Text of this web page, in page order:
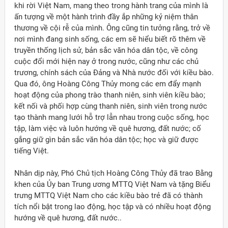
khi rời Việt Nam, mang theo trong hành trang của mình là
ấn tượng về một hành trình đầy ắp những kỷ niệm thân
thương về cội rễ của mình. Ông cũng tin tưởng rằng, trở về
nơi mình đang sinh sống, các em sẽ hiểu biết rõ thêm về
truyền thống lịch sử, bản sắc văn hóa dân tộc, về công
cuộc đổi mới hiện nay ở trong nước, cũng như các chủ
trương, chính sách của Đảng và Nhà nước đối với kiều bào.
Qua đó, ông Hoàng Công Thủy mong các em đẩy mạnh
hoạt động của phong trào thanh niên, sinh viên kiều bào;
kết nối và phối hợp cùng thanh niên, sinh viên trong nước
tạo thành mang lưới hỗ trợ lẫn nhau trong cuộc sống, học
tập, làm việc và luôn hướng về quê hương, đất nước; cố
gắng giữ gìn bản sắc văn hóa dân tộc; học và giữ được
tiếng Việt.
Nhân dịp này, Phó Chủ tịch Hoàng Công Thủy đã trao Bằng
khen của Ủy ban Trung ương MTTQ Việt Nam và tặng Biểu
trưng MTTQ Việt Nam cho các kiều bào trẻ đã có thành
tích nổi bật trong lao động, học tập và có nhiều hoạt động
hướng về quê hương, đất nước..